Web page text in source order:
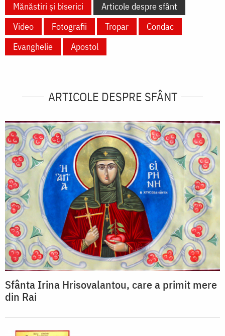
Mănăstiri și biserici
Articole despre sfânt
Video
Fotografii Tropar
Condac
Evanghelie
Apostol
ARTICOLE DESPRE SFÂNT
Sfânta Irina Hrisovalantou, care a primit mere
din Rai